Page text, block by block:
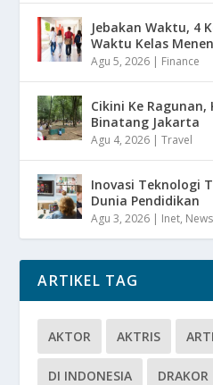
Jebakan Waktu, 4
Waktu Kelas
Agu 5, 2026 | Finance
Cikini Ke Ragunan,
Binatang Jakarta
Agu 4, 2026 |Travel
Inovasi Teknologi
Dunia Pendidikan
Agu 3, 2026 | Inet, News
ARTIKEL TAG
AKTOR AKTRIS
DI INDONESIA DRAKOR